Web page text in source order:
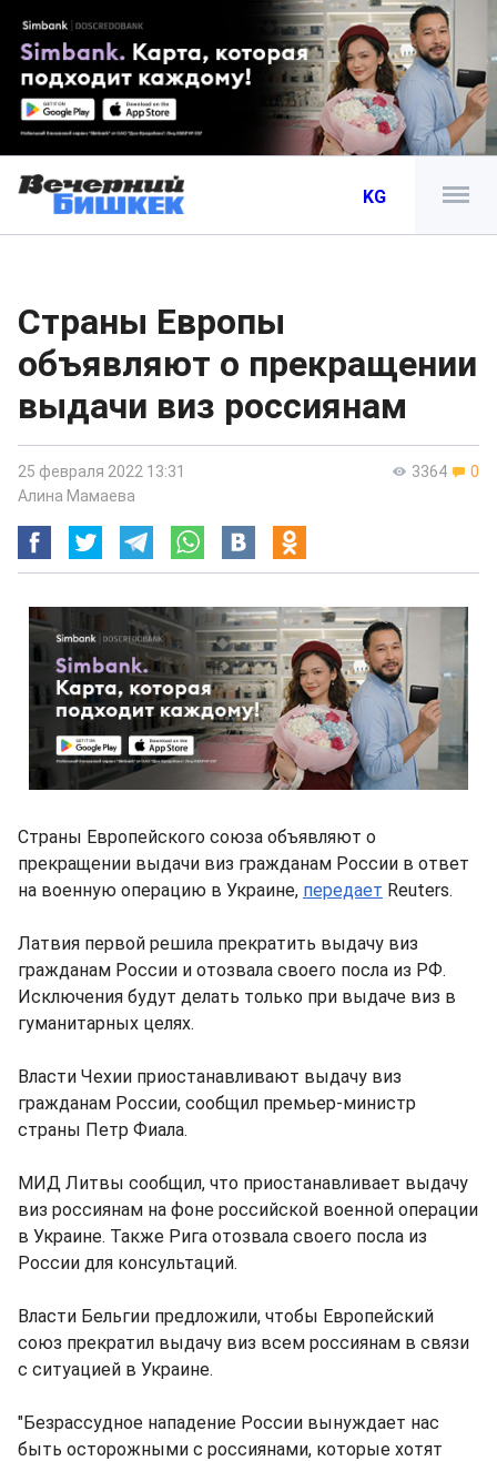
KG
Страны Европы
объявляют о прекращении
выдачи виз россиянам
3364 0
25 февраля 2022 13:31
Алина Мамаева
Страны Европейского союза объявляют о
прекращении выдачи виз гражданам России в ответ
на военную операцию в Украине, передает Reuters.
Латвия первой решила прекратить выдачу виз
гражданам России и отозвала своего посла из РФ.
Исключения будут делать только при выдаче виз в
гуманитарных целях.
Власти Чехии приостанавливают выдачу виз
гражданам России, сообщил премьер-министр
страны Петр Фиала.
МИД Литвы сообщил, что приостанавливает выдачу
виз россиянам на фоне российской военной операции
в Украине. Также Рига отозвала своего посла из
России для консультаций.
Власти Бельгии предложили, чтобы Европейский
союз прекратил выдачу виз всем россиянам в связи
с ситуацией в Украине.
"Безрассудное нападение России вынуждает нас
быть осторожными с россиянами, которые хотят